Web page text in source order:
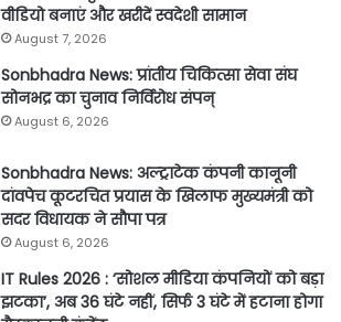
वीडियो बनाएं और खरीदें स्वदेशी सामान
August 7, 2026
Sonbhadra News: प्रांतीय चिकित्सा सेवा संघ
सोनभद्र का चुनाव निर्विरोध संपन्
August 6, 2026
Sonbhadra News: अल्ट्राटेक कंपनी कानूनी
दांवपेच कूटरचित प्रयास के खिलाफ मुख्यमंत्री को
सदर विधायक ने सौपा पत्र
August 6, 2026
IT Rules 2026 : ‘सोशल मीडिया कंपनियों को बड़ा
झटका’, अब 36 घंटे नहीं, सिर्फ 3 घंटे में हटाना होगा